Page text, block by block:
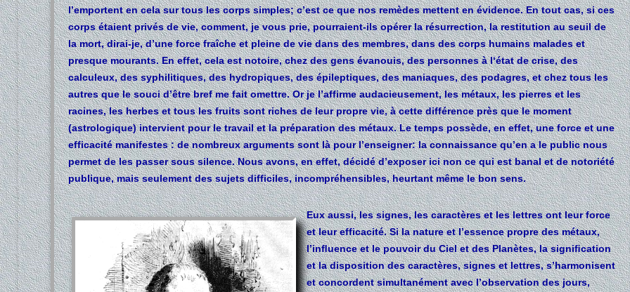
l’emportent en cela sur tous les corps simples; c’est ce que nos remèdes mettent en évidence. En tout cas, si ces
corps étaient privés de vie, comment, je vous prie, pourraient-ils opérer la résurrection, la restitution au seuil de
la mort, dirai-je, d’une force fraîche et pleine de vie dans des membres, dans des corps humains malades et
presque mourants. En effet, cela est notoire, chez des gens évanouis, des personnes à l‘état de crise, des
calculeux, des syphilitiques, des hydropiques, des épileptiques, des maniaques, des podagres, et chez tous les
autres que le souci d’être bref me fait omettre. Or je l’affirme audacieusement, les métaux, les pierres et les
racines, les herbes et tous les fruits sont riches de leur propre vie, à cette différence près que le moment
(astrologique) intervient pour le travail et la préparation des métaux. Le temps possède, en effet, une force et une
efficacité manifestes : de nombreux arguments sont là pour l’enseigner: la connaissance qu’en a le public nous
permet de les passer sous silence. Nous avons, en effet, décidé d’exposer ici non ce qui est banal et de notoriété
publique, mais seulement des sujets difficiles, incompréhensibles, heurtant même le bon sens.
Eux aussi, les signes, les caractères et les lettres ont leur force
et leur efficacité. Si la nature et l’essence propre des métaux,
l’inﬂuence et le pouvoir du Ciel et des Planètes, la signiﬁcation
et la disposition des caractères, signes et lettres, s’harmonisent
et concordent simultanément avec l’observation des jours,